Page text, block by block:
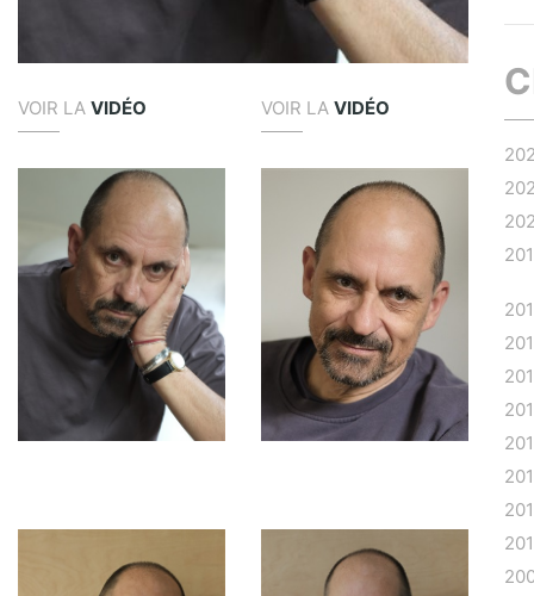
VOIR LA VIDÉO VOIR LAVIDÉO